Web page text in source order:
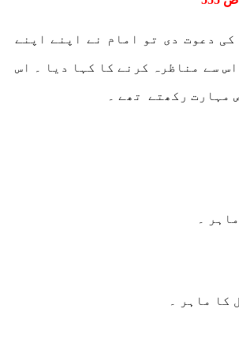
دعوت دی تو امام نے اپنے اپنے
سے مناظرہ کرنے کا کہا دیا ۔ اس
مہارت رکھتے تھے ۔
۔